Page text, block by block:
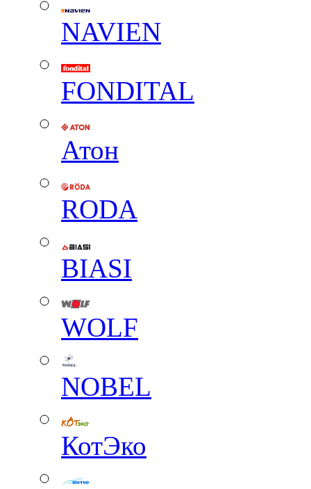
NAVIEN
FONDITAL
Атон
RODA
BIASI
WOLF
NOBEL
КотЭко